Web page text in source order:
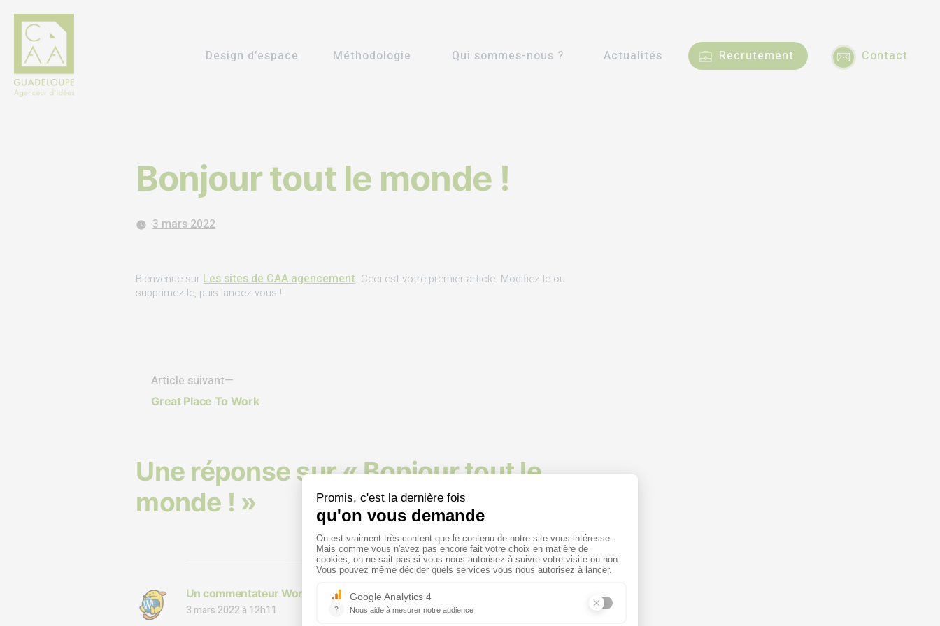
Design d’espace Méthodologie Qui sommes-nous ? Actualités Recrutement Contact
Bonjour tout le monde !
3 mars 2022
Bienvenue surLes sites de CAA agencement. Ceci est votre premier article. Modifiez-le ou
supprimez-le, puis lancez-vous !
Article suivant
Great Place To Work
Une réponse sur « Bonjour tout le
monde ! »
Un commentateur WordPress
3 mars 2022 à 12h11